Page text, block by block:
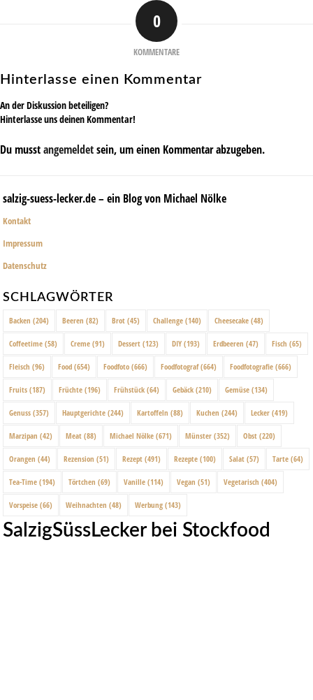
0
KOMMENTARE
Hinterlasse einen Kommentar
An der Diskussion beteiligen?
Hinterlasse uns deinen Kommentar!
Du musstangemeldetsein, um einen Kommentar abzugeben.
salzig-suess-lecker.de – ein Blog von Michael Nölke
Kontakt
Impressum
Datenschutz
SCHLAGWÖRTER
Backen (204) Beeren (82) Brot (45) Challenge (140) Cheesecake (48)
Coffeetime (58) Creme (91) Dessert (123) DIY (193) Erdbeeren (47) Fisch (65)
Fleisch (96) Food (654) Foodfoto (666) Foodfotograf(664) Foodfotografie (666)
Fruits (187) Früchte (196) Frühstück (64) Gebäck (210) Gemüse (134)
Genuss (357) Hauptgerichte (244) Kartoffeln (88) Kuchen (244) Lecker (419)
Marzipan (42) Meat (88) Michael Nölke (671) Münster (352) Obst (220)
Orangen (44) Rezension (51) Rezept (491) Rezepte (100) Salat (57) Tarte (64)
Tea-Time (194) Törtchen (69) Vanille (114) Vegan (51) Vegetarisch (404)
Vorspeise (66) Weihnachten (48) Werbung (143)
SalzigSüssLecker bei Stockfood